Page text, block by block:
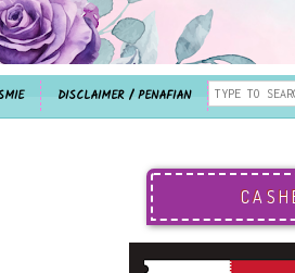
DISCLAIMER / PENAFIAN